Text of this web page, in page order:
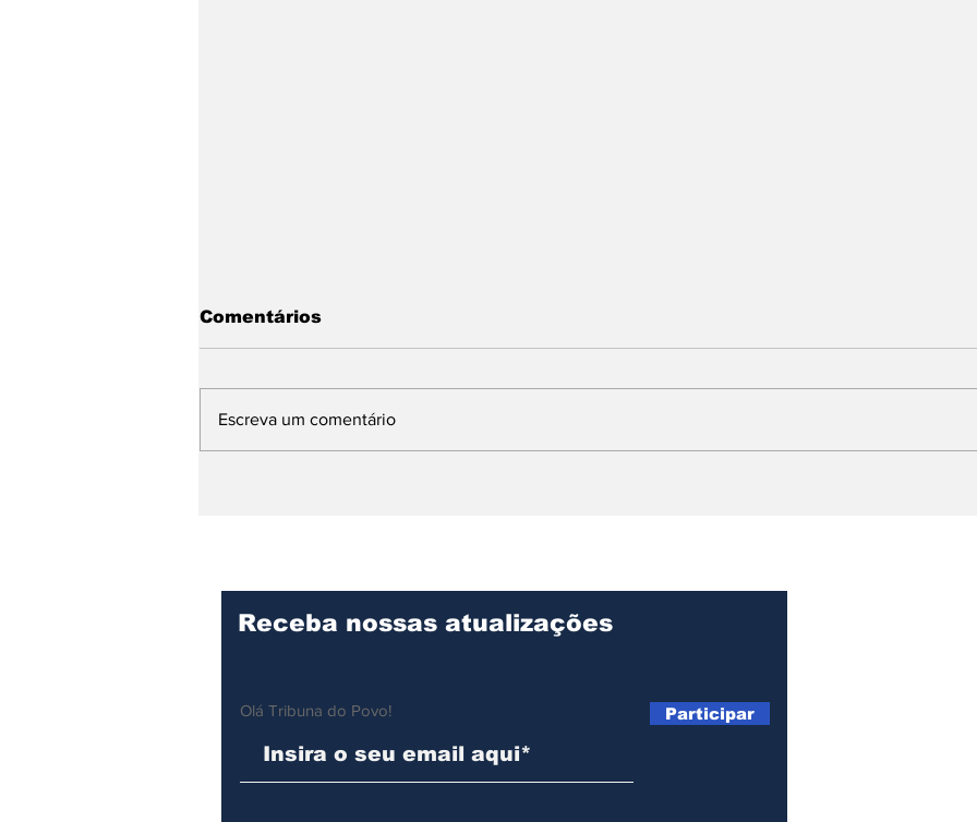
Comentários
Escreva um comentário
Receba nossas atualizações
Olá Tribuna do Povo! Participar